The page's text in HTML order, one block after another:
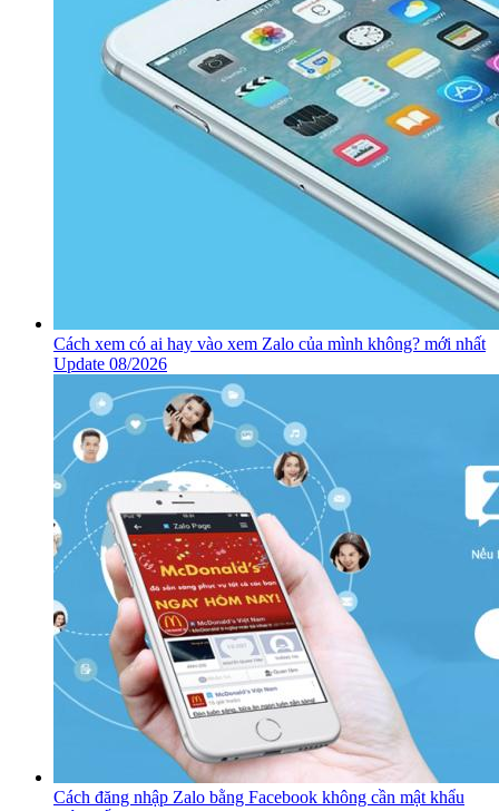
Cách xem có ai hay vào xem Zalo của mình không? mới nhất
Update 08/2026
Cách đăng nhập Zalo bằng Facebook không cần mật khẩu